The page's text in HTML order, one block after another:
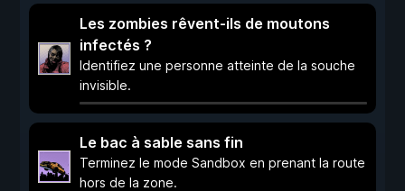
Les zombies rêvent-ils de moutons
infectés ?
Identifiez une personne atteinte de la souche
invisible.
Le bac à sable sans fin
Terminez le mode Sandbox en prenant la route
hors de la zone.